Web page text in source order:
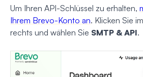
Um Ihren API-Schlüssel zu erhalten,
Ihrem Brevo-Konto an. Klicken Sie
rechts und wählen Sie SMTP & API.